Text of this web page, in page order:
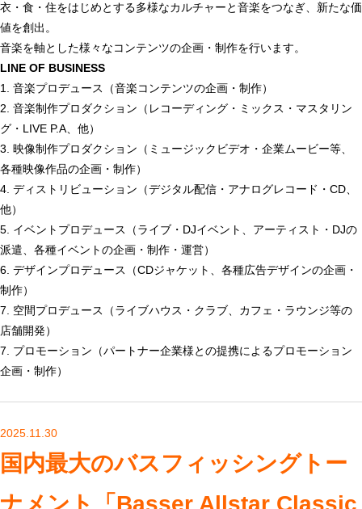
衣・食・住をはじめとする多様なカルチャーと音楽をつなぎ、新たな価
値を創出。
音楽を軸とした様々なコンテンツの企画・制作を行います。
LINE OF BUSINESS
1. 音楽プロデュース（音楽コンテンツの企画・制作）
2. 音楽制作プロダクション（レコーディング・ミックス・マスタリン
グ・LIVE P.A、他）
3. 映像制作プロダクション（ミュージックビデオ・企業ムービー等、
各種映像作品の企画・制作）
4. ディストリビューション（デジタル配信・アナログレコード・CD、
他）
5. イベントプロデュース（ライブ・DJイベント、アーティスト・DJの
派遣、各種イベントの企画・制作・運営）
6. デザインプロデュース（CDジャケット、各種広告デザインの企画・
制作）
7. 空間プロデュース（ライブハウス・クラブ、カフェ・ラウンジ等の
店舗開発）
7. プロモーション（パートナー企業様との提携によるプロモーション
企画・制作）
2025.11.30
国内最大のバスフィッシングトー
ナメント「Basser Allstar Classic